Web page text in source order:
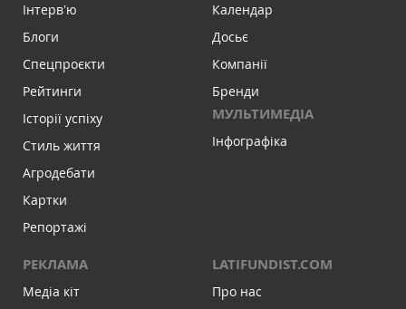
Інтервʼю
Блоги
Спецпроєкти
Рейтинги
Історії успіху
Стиль життя
Агродебати
Картки
Репортажі
Календар
Досьє
Компанії
Бренди
МУЛЬТИМЕДІА
Інфографіка
РЕКЛАМА
Медіа кіт
LATIFUNDIST.COM
Про нас